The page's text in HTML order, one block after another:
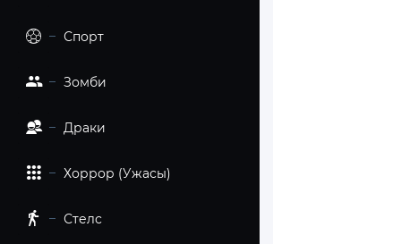
Спорт
Зомби
Драки
Хоррор (Ужасы)
Стелс